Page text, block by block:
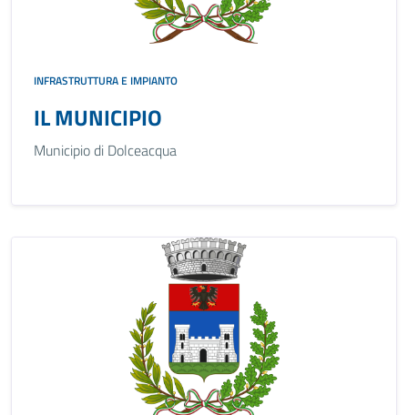
INFRASTRUTTURA E IMPIANTO
IL MUNICIPIO
Municipio di Dolceacqua